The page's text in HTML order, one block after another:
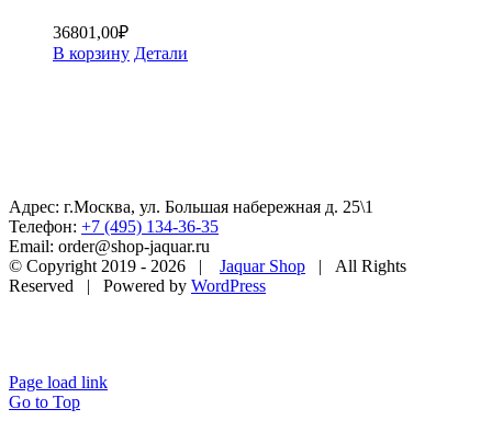
36801,00₽
В корзину Детали
Адрес: г.Москва, ул. Большая набережная д. 25\1
Телефон: +7 (495) 134-36-35
Email: order@shop-jaquar.ru
© Copyright 2019 - 2026 | Jaquar Shop | All Rights
Reserved | Powered by WordPress
Page load link
Go to Top